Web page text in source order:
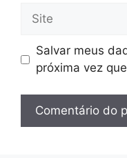
Site
Salvar meus
próxima vez